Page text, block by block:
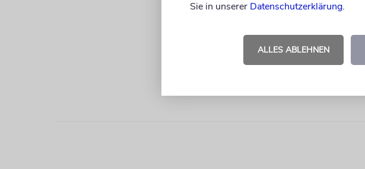
Sie in unserer Datenschutzerklärung.
ALLES ABLEHNEN